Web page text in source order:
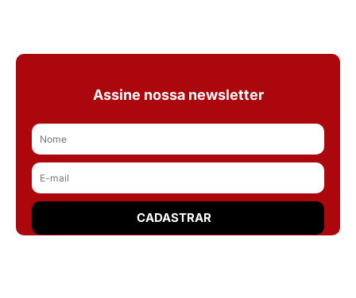
Assine nossa newsletter